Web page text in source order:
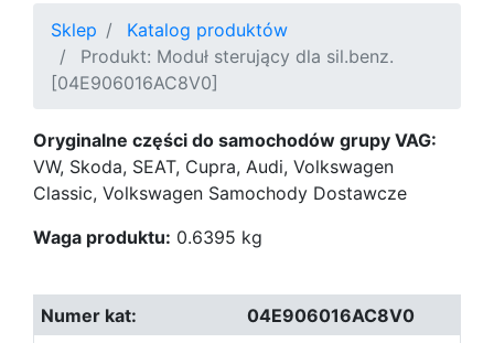
Sklep
Katalog produktów
Produkt: Moduł sterujący dla sil.benz.
[04E906016AC8V0]
Oryginalne części do samochodów grupy VAG:
VW, Skoda, SEAT, Cupra, Audi, Volkswagen
Classic, Volkswagen Samochody Dostawcze
Waga produktu: 0.6395 kg
04E906016AC8V0